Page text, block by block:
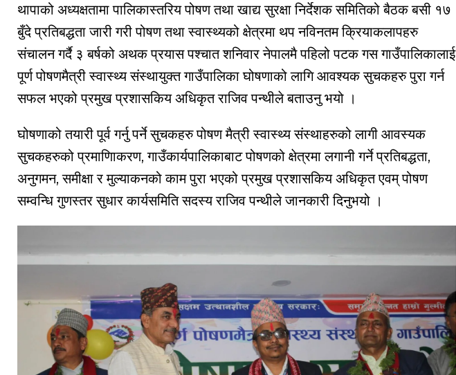
थापाको अध्यक्षतामा पालिकास्तरिय पोषण तथा खाद्य सुरक्षा निर्देशक समितिको बैठक बसी १७
बुँदे प्रतिबद्धता जारी गरी पोषण तथा स्वास्थ्यको क्षेत्रमा थप नविनतम क्रियाकलापहरु
संचालन गर्दै ३ बर्षको अथक प्रयास पश्चात शनिवार नेपालमै पहिलो पटक गस गाउँपालिकालाई
पूर्ण पोषणमैत्री स्वास्थ्य संस्थायुक्त गाउँपालिका घोषणाको लागि आवश्यक सुचकहरु पुरा गर्न
सफल भएको प्रमुख प्रशासकिय अधिकृत राजिव पन्थीले बताउनु भयो ।
घोषणाको तयारी पूर्व गर्नु पर्ने सुचकहरु पोषण मैत्री स्वास्थ्य संस्थाहरुको लागी आवस्यक
सुचकहरुको प्रमाणिाकरण, गाउँकार्यपालिकाबाट पोषणको क्षेत्रमा लगानी गर्ने प्रतिबद्धता,
अनुगमन, समीक्षा र मुल्याकनको काम पुरा भएको प्रमुख प्रशासकिय अधिकृत एवम् पोषण
सम्वन्धि गुणस्तर सुधार कार्यसमिति सदस्य राजिव पन्थीले जानकारी दिनुभयो ।